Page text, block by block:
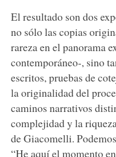
El resultado son dos
no sólo las copias
rareza en el panorama
contemporáneo-, sino
escritos, pruebas de
la originalidad del
caminos narrativos
complejidad y la
de Giacomelli.
“He aquí el momento